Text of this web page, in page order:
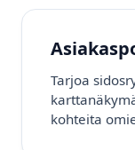
Tarjoa
kohteita